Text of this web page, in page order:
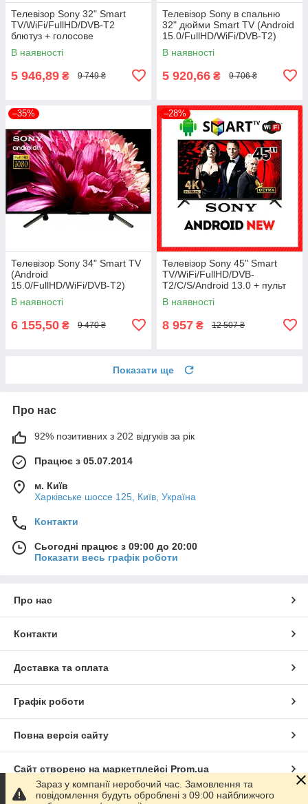
Телевізор Sony 32" Smart
TV/WiFi/FullHD/DVB-T2
блютуз + голосове
управління
В наявності
5 946,89 ₴ 9 749 ₴
Телевізор Sony в спальню
32" дюйми Smart TV (Android
15.0/FullHD/WiFi/DVB-T2)
блютуз + голосове
управління
В наявності
5 920,66 ₴ 9 706 ₴
–35%
Телевізор Sony 34" Smart TV
(Android
15.0/FullHD/WiFi/DVB-T2)
блютуз + голосове
управління
В наявності
6 155,50 ₴ 9 470 ₴
–28%
Телевізор Sony 45" Smart
TV/WiFi/FullHD/DVB-
T2/C/S/Android 13.0 + пульт
ДУ
В наявності
8 957 ₴ 12 507 ₴
Показати ще
Про нас
92% позитивних з 202 відгуків за рік
Працює з 05.07.2014
м. Київ
Харківське шоссе 125, Київ, Україна
Контакти
Сьогодні працює з 09:00 до 20:00
Показати весь графік роботи
Про нас
Контакти
Доставка та оплата
Графік роботи
Повна версія сайту
Сайт створено на маркетплейсі Prom.ua
Зараз у компанії неробочий час. Замовлення та
повідомлення будуть оброблені з 09:00 найближчого